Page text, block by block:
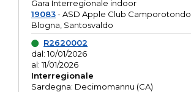
Gara Interregionale indoor
19083- ASD Apple Club Camporotondo
Blogna, Santosvaldo
R2620002
dal: 10/01/2026
al: 11/01/2026
Interregionale
Sardegna: Decimomannu (CA)